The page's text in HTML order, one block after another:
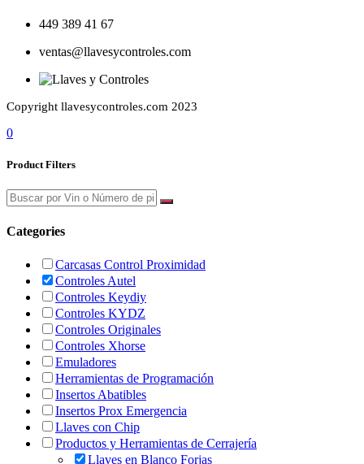
449 389 41 67
ventas@llavesycontroles.com
Copyright llavesycontroles.com 2023
0
Product Filters
Categories
Carcasas Control Proximidad
Controles Autel
Controles Keydiy
Controles KYDZ
Controles Originales
Controles Xhorse
Emuladores
Herramientas de Programación
Insertos Abatibles
Insertos Prox Emergencia
Llaves con Chip
Productos y Herramientas de Cerrajería
Llaves en Blanco Forjas